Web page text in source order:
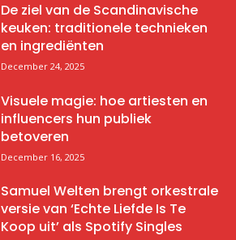
De ziel van de Scandinavische
keuken: traditionele technieken
en ingrediënten
December 24, 2025
Visuele magie: hoe artiesten en
influencers hun publiek
betoveren
December 16, 2025
Samuel Welten brengt orkestrale
versie van ‘Echte Liefde Is Te
Koop uit’ als Spotify Singles